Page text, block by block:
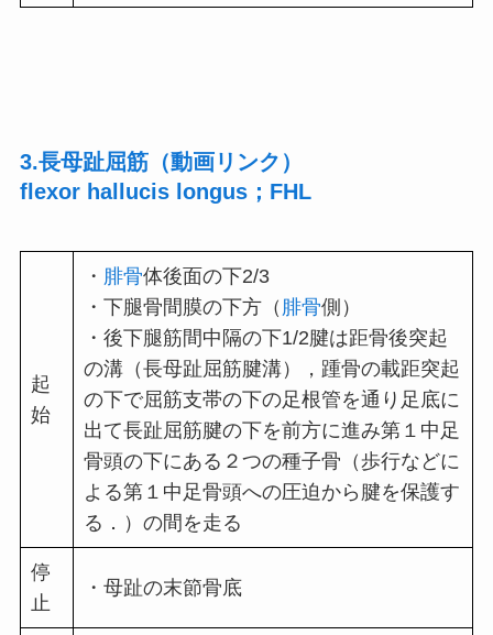
3.長母趾屈筋（動画リンク）
flexor hallucis longus；FHL
起
始
・ 腓骨体後面の下2/3
・下腿骨間膜の下方（ 腓骨側）
・後下腿筋間中隔の下1/2腱は距骨後突起
の溝（長母趾屈筋腱溝），踵骨の載距突起
の下で屈筋支帯の下の足根管を通り足底に
出て長趾屈筋腱の下を前方に進み第１中足
骨頭の下にある２つの種子骨（歩行などに
よる第１中足骨頭への圧迫から腱を保護す
る．）の間を走る
停
止
・母趾の末節骨底